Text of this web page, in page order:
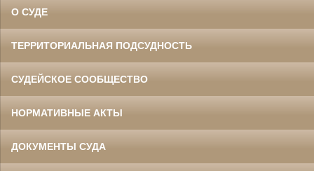
О СУДЕ
ТЕРРИТОРИАЛЬНАЯ ПОДСУДНОСТЬ
СУДЕЙСКОЕ СООБЩЕСТВО
НОРМАТИВНЫЕ АКТЫ
ДОКУМЕНТЫ СУДА